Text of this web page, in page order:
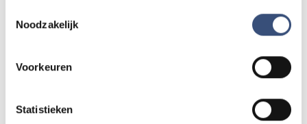
Noodzakelijk
Voorkeuren
Statistieken
11
AUG.